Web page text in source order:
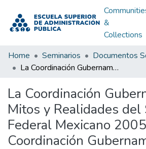
&
Collections
Home Seminarios
Documentos
La Coordinación Gubernamental: Mitos y Realidades del Sistema Federal Mexicano 2005: La Coordinación Gubernamental: Mitos y Realidades del Sistema Federal Mexicano 2005
La Coordinación
Mitos y Realidades del
Federal Mexicano
Coordinación